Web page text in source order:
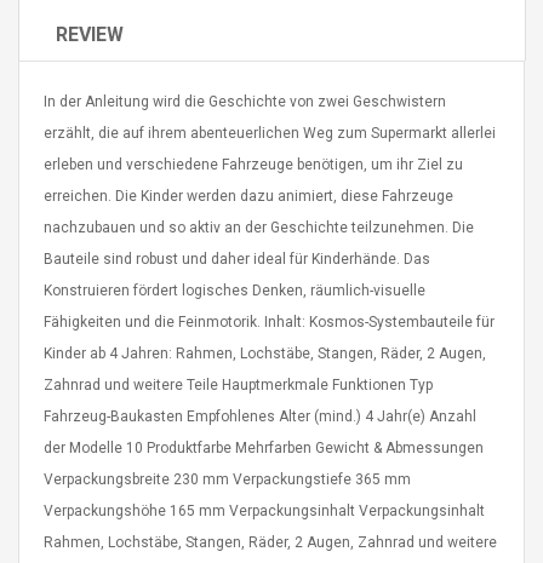
UHF Guitarra
Jasper
Hole:
15.7"
Color
Universal Usb Charger
Adapter 5v/2.1a Ac Usb
Adapter For Samsung
Mobile Universal Charging
Charge Adapter
$ 1.72
$ 2.46
High Quality Retro Game
Plus 6s 7 8 Plus TPU
Phone Back Game
Consoles Cover For
$ 6.86
$ 11.43
Zdm 24 Key Ir Control
REVIEW
In der Anleitung wird die Geschichte von zwei Geschwistern
erzählt, die auf ihrem abenteuerlichen Weg zum Supermarkt allerlei
erleben und verschiedene Fahrzeuge benötigen, um ihr Ziel zu
erreichen. Die Kinder werden dazu animiert, diese Fahrzeuge
nachzubauen und so aktiv an der Geschichte teilzunehmen. Die
Bauteile sind robust und daher ideal für Kinderhände. Das
Konstruieren fördert logisches Denken, räumlich-visuelle
Fähigkeiten und die Feinmotorik. Inhalt: Kosmos-Systembauteile für
Kinder ab 4 Jahren: Rahmen, Lochstäbe, Stangen, Räder, 2 Augen,
Zahnrad und weitere Teile Hauptmerkmale Funktionen Typ
Fahrzeug-Baukasten Empfohlenes Alter (mind.) 4 Jahr(e) Anzahl
der Modelle 10 Produktfarbe Mehrfarben Gewicht & Abmessungen
Verpackungsbreite 230 mm Verpackungstiefe 365 mm
Verpackungshöhe 165 mm Verpackungsinhalt Verpackungsinhalt
Rahmen, Lochstäbe, Stangen, Räder, 2 Augen, Zahnrad und weitere